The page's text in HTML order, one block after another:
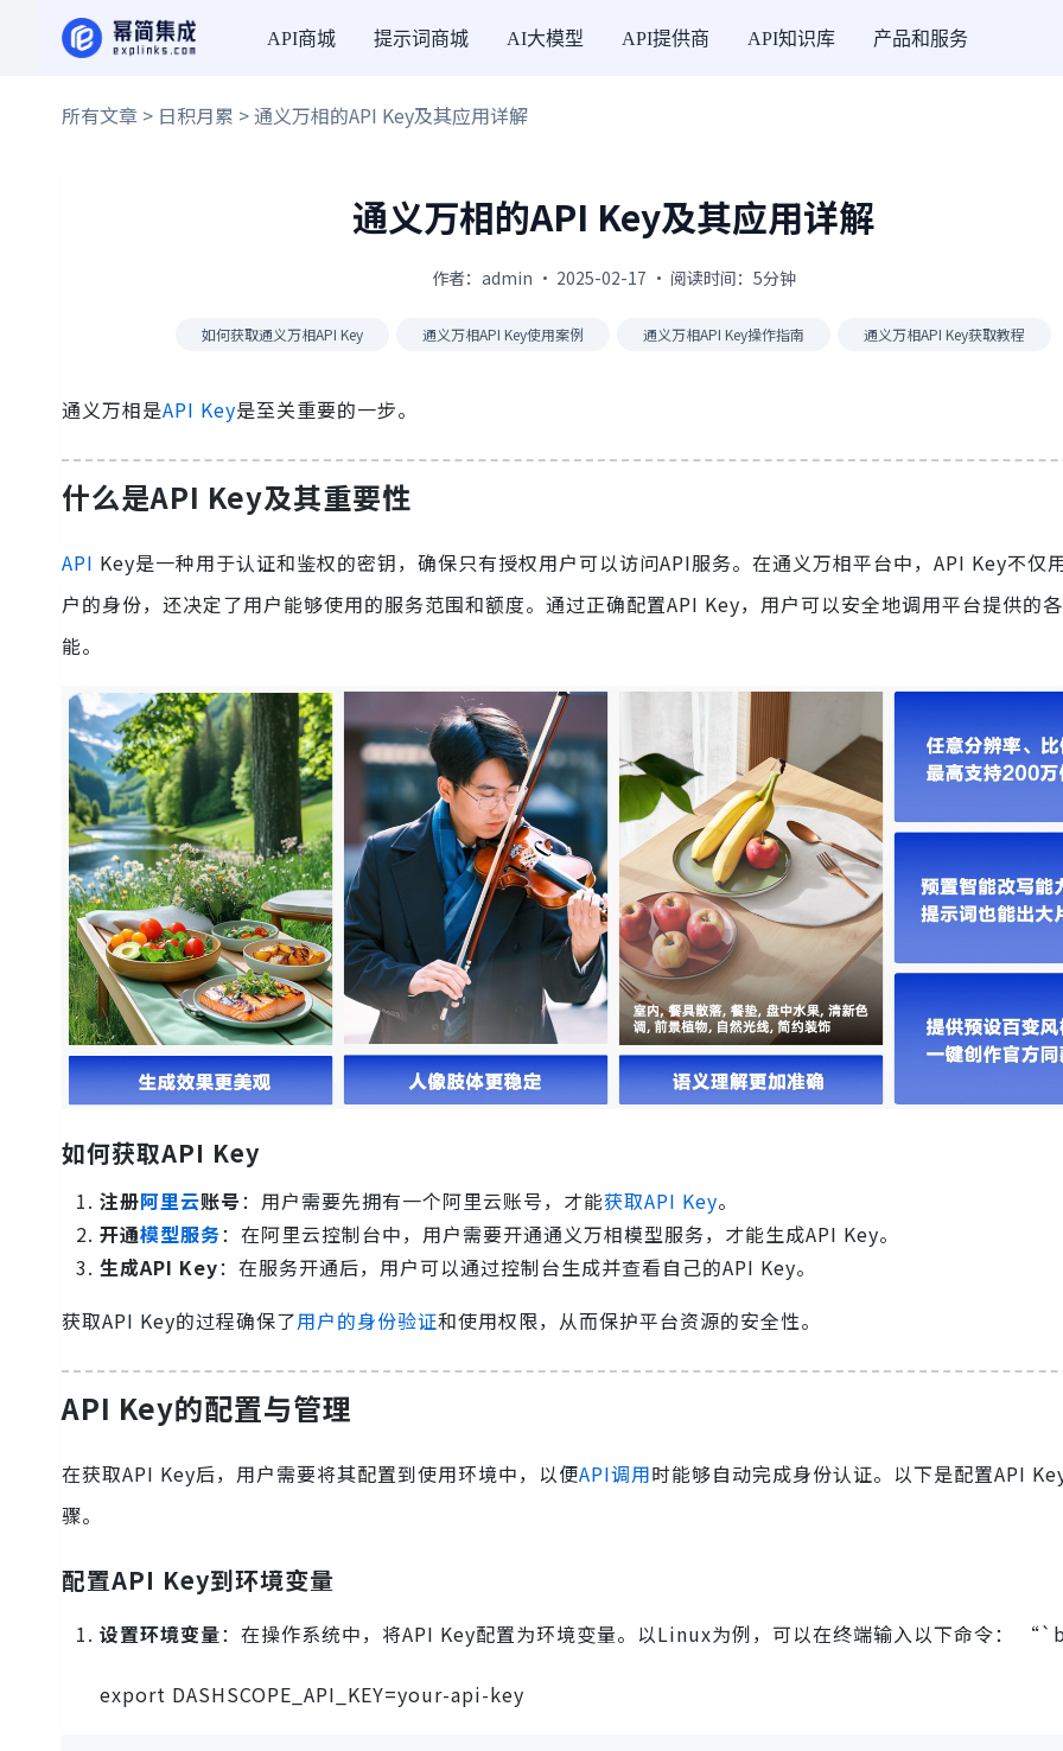
API商城 提示词商城 AI大模型 API提供商 API知识库 产品和服务
所有文章 > 日积月累 > 通义万相的API Key及其应用详解
通义万相的API Key及其应用详解
作者：admin · 2025-02-17 · 阅读时间：5分钟
如何获取通义万相API Key 通义万相API Key使用案例 通义万相API Key操作指南 通义万相API Key获取教程
通义万相是API Key是至关重要的一步。
什么是API Key及其重要性
API Key是一种用于认证和鉴权的密钥，确保只有授权用户可以访问API服务。在通义万相平台中，API Key不仅
户的身份，还决定了用户能够使用的服务范围和额度。通过正确配置API Key，用户可以安全地调用平台提供的
能。
如何获取API Key
注册阿里云账号：用户需要先拥有一个阿里云账号，才能获取API Key。
开通模型服务：在阿里云控制台中，用户需要开通通义万相模型服务，才能生成API Key。
生成API Key：在服务开通后，用户可以通过控制台生成并查看自己的API Key。
获取API Key的过程确保了用户的身份验证和使用权限，从而保护平台资源的安全性。
API Key的配置与管理
在获取API Key后，用户需要将其配置到使用环境中，以便API调用时能够自动完成身份认证。以下是配置API
骤。
配置API Key到环境变量
设置环境变量：在操作系统中，将API Key配置为环境变量。以Linux为例，可以在终端输入以下命令：
export DASHSCOPE_API_KEY=your-api-key